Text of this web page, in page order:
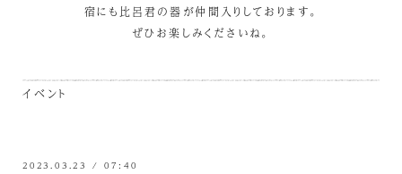
宿にも比呂君の器が仲間入りしております。
ぜひお楽しみくださいね。
イベント
2023.03.23 / 07:40